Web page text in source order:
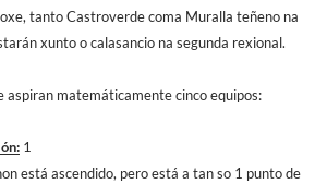
tanto Castroverde coma Muralla teñeno na
xunto o calasancio na segunda rexional.
aspiran matemáticamente cinco equipos:
1
está ascendido, pero está a tan so 1 punto de